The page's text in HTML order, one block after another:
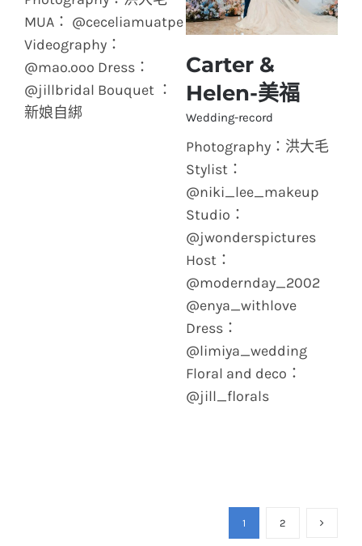
MUA： @ceceliamuatpe
Videography：
@mao.ooo Dress：
@jillbridal Bouquet ：
新娘自綁
Carter & Helen-美福
Carter &
Helen-美福
Wedding-record
Photography：洪大毛
Stylist：
@niki_lee_makeup
Studio：
@jwonderspictures
Host：
@modernday_2002
@enya_withlove
Dress：
@limiya_wedding
Floral and deco：
@jill_florals
1 2